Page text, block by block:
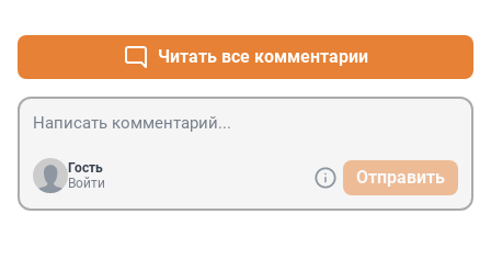
Читать все комментарии
Гость
Войти
Отправить